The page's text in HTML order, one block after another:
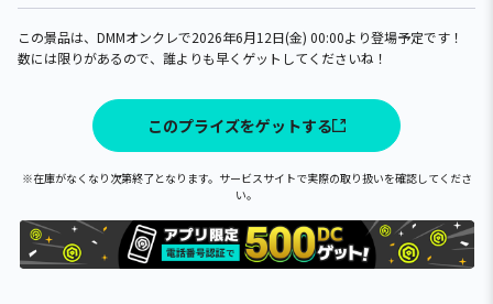
この景品は、DMMオンクレで2026年6月12日(金) 00:00より登場予定です！
数には限りがあるので、誰よりも早くゲットしてくださいね！
このプライズをゲットする
※在庫がなくなり次第終了となります。サービスサイトで実際の取り扱いを確認してくださ
い。